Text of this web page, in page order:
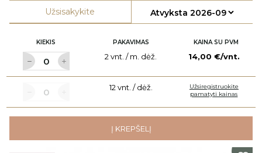
Užsisakykite
KIEKIS PAKAVIMAS KAINA SU PVM
2 vnt. / m. dėž. 14,00 €/vnt.
12 vnt. / dėž.
Užsiregistruokite
pamatyti kainas
Į KREPŠELĮ